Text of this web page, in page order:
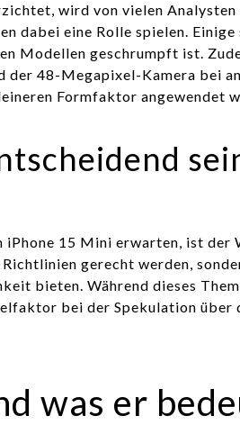
wird von vielen
dabei eine Rolle spielen. Einige
Modellen geschrumpft ist.
der 48-Megapixel-Kamera bei
Formfaktor angewendet
15 Mini erwarten, ist der
gerecht werden,
bieten. Während dieses
bei der Spekulation über
was er